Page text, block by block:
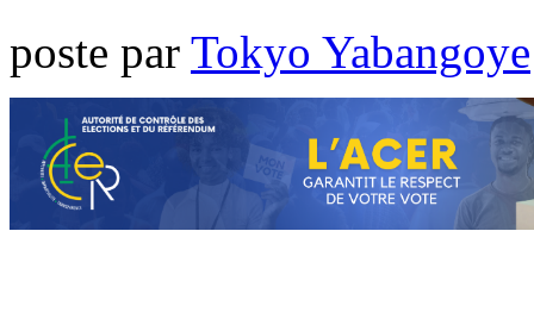
poste par Tokyo Yabangoye